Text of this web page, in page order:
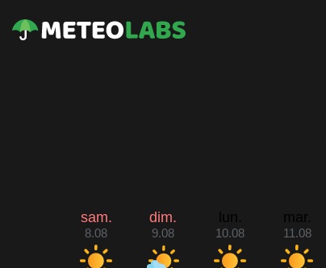
sam.
8.08
dim.
9.08
lun.
10.08
mar.
11.08